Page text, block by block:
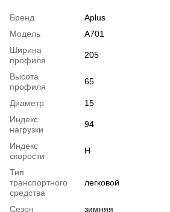
Бренд
Aplus
Модель
A701
Ширина
профиля
205
Высота
профиля
65
Диаметр
15
Индекс
нагрузки
94
Индекс
скорости
H
Тип
транспортного
средства
легковой
Сезон
зимняя